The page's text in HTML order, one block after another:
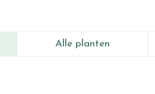
Alle planten